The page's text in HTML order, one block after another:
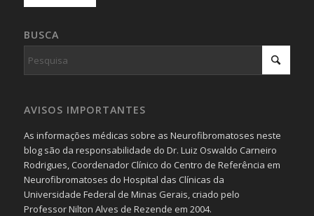
BUSCA
AVISOS IMPORTANTES
As informações médicas sobre as Neurofibromatoses neste
blog são da responsabilidade do Dr. Luiz Oswaldo Carneiro
Rodrigues, Coordenador Clínico do Centro de Referência em
Neurofibromatoses do Hospital das Clínicas da
Universidade Federal de Minas Gerais, criado pelo
Professor Nilton Alves de Rezende em 2004.